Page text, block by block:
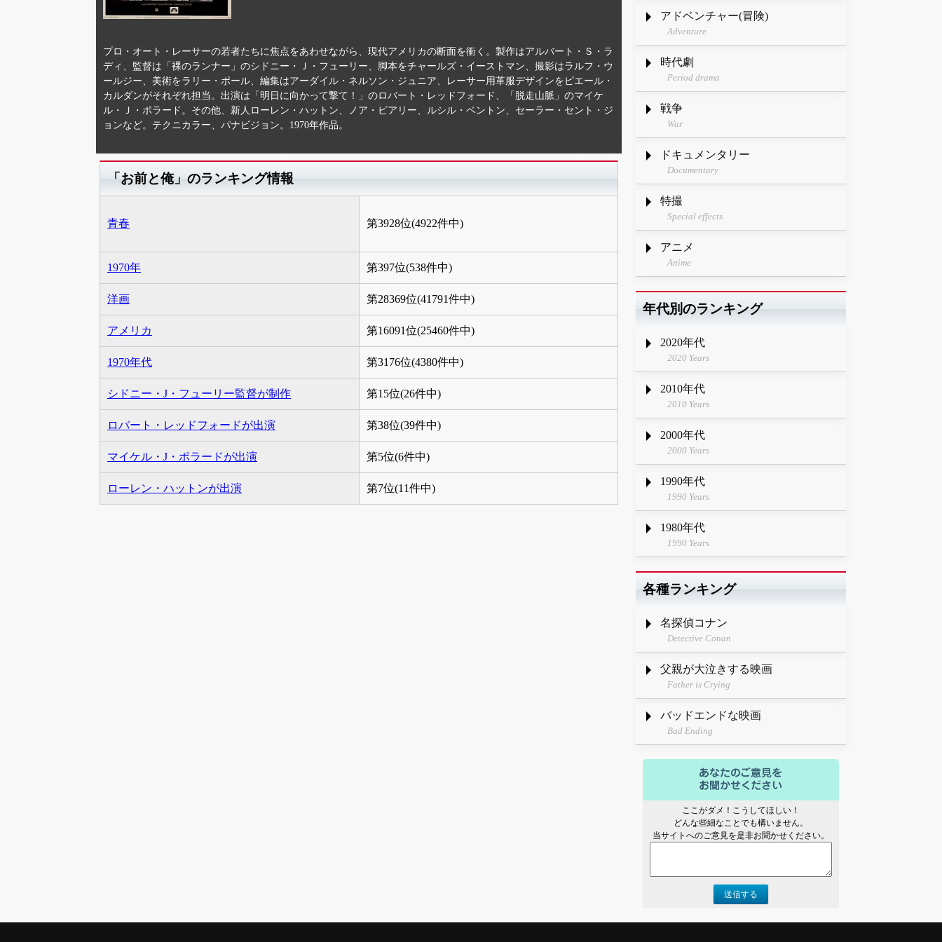
プロ・オート・レーサーの若者たちに焦点をあわせながら、現代アメリカの断面を衝く。製作はアルバート・Ｓ・ラ
ディ、監督は「裸のランナー」のシドニー・Ｊ・フューリー、脚本をチャールズ・イーストマン、撮影はラルフ・ウ
ールジー、美術をラリー・ポール、編集はアーダイル・ネルソン・ジュニア、レーサー用革服デザインをピエール・
カルダンがそれぞれ担当。出演は「明日に向かって撃て！」のロバート・レッドフォード、「脱走山脈」のマイケ
ル・Ｊ・ポラード。その他、新人ローレン・ハットン、ノア・ビアリー、ルシル・ベントン、セーラー・セント・ジ
ョンなど。テクニカラー、パナビジョン。1970年作品。
「お前と俺」のランキング情報
青春 第3928位(4922件中)
1970年 第397位(538件中)
洋画 第28369位(41791件中)
アメリカ 第16091位(25460件中)
1970年代 第3176位(4380件中)
シドニー・J・フューリー監督が制作 第15位(26件中)
ロバート・レッドフォードが出演 第38位(39件中)
マイケル・J・ポラードが出演 第5位(6件中)
ローレン・ハットンが出演 第7位(11件中)
アドベンチャー(冒険)
Adventure
時代劇
Period drama
戦争
War
ドキュメンタリー
Documentary
特撮
Special effects
アニメ
Anime
年代別のランキング
2020年代
2020 Years
2010年代
2010 Years
2000年代
2000 Years
1990年代
1990 Years
1980年代
1990 Years
各種ランキング
名探偵コナン
Detective Conan
父親が大泣きする映画
Father is Crying
バッドエンドな映画
Bad Ending
ここがダメ！こうしてほしい！
どんな些細なことでも構いません。
当サイトへのご意見を是非お聞かせください。
送信する